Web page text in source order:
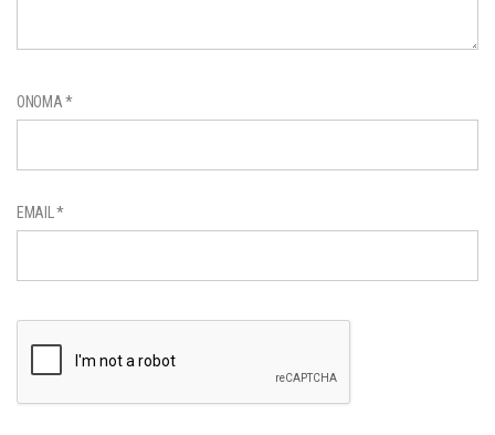
ΌΝΟΜΑ*
EMAIL*